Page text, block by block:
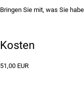
Bringen Sie mit, was Sie
Kosten
51,00 EUR